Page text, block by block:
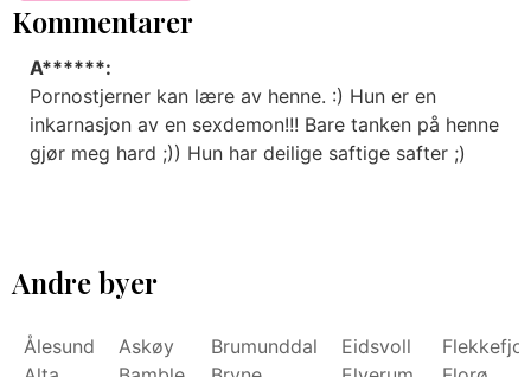
Kommentarer
A******:
Pornostjerner kan lære av henne. :) Hun er en
inkarnasjon av en sexdemon!!! Bare tanken på henne
gjør meg hard ;)) Hun har deilige saftige safter ;)
Andre byer
Ålesund
Askøy
Brumunddal
Eidsvoll